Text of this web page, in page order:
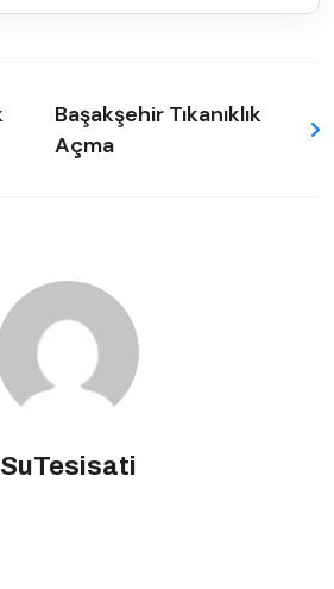
Başakşehir Tıkanıklık
Açma
SuTesisati